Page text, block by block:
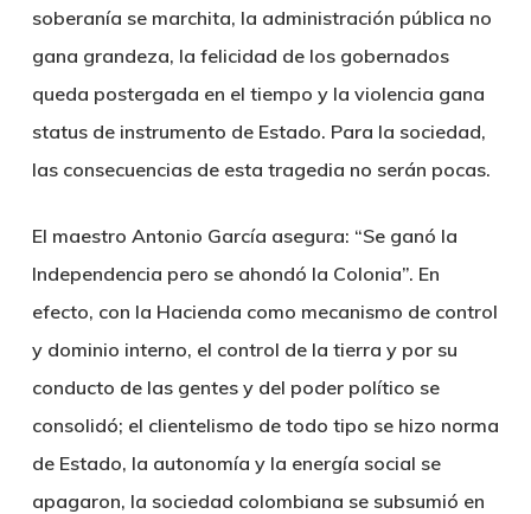
soberanía se marchita, la administración pública no
gana grandeza, la felicidad de los gobernados
queda postergada en el tiempo y la violencia gana
status de instrumento de Estado. Para la sociedad,
las consecuencias de esta tragedia no serán pocas.
El maestro Antonio García asegura: “Se ganó la
Independencia pero se ahondó la Colonia”. En
efecto, con la Hacienda como mecanismo de control
y dominio interno, el control de la tierra y por su
conducto de las gentes y del poder político se
consolidó; el clientelismo de todo tipo se hizo norma
de Estado, la autonomía y la energía social se
apagaron, la sociedad colombiana se subsumió en